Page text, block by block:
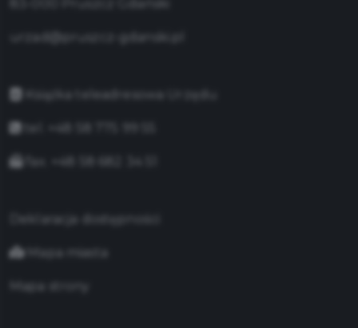
urzad@pruszcz-gdanski.pl
Książka teleadresowa Urzędu
Deklaracja dostępności
Mapa miasta
Mapa strony